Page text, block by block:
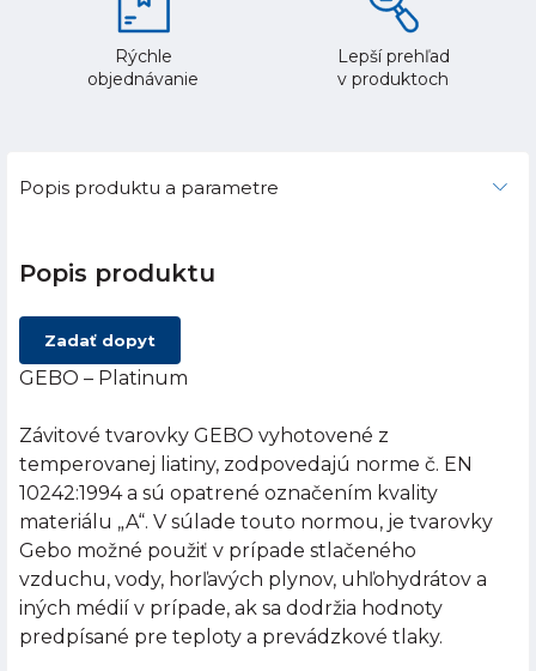
Rýchle
objednávanie
Lepší prehľad
v produktoch
Popis produktu a parametre
Popis produktu
Zadať dopyt
GEBO – Platinum
Závitové tvarovky GEBO vyhotovené z
temperovanej liatiny, zodpovedajú norme č. EN
10242:1994 a sú opatrené označením kvality
materiálu „A“. V súlade touto normou, je tvarovky
Gebo možné použiť v prípade stlačeného
vzduchu, vody, horľavých plynov, uhľohydrátov a
iných médií v prípade, ak sa dodržia hodnoty
predpísané pre teploty a prevádzkové tlaky.